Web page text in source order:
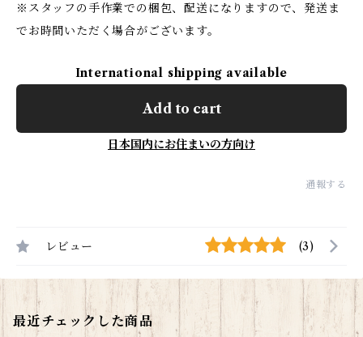
※スタッフの手作業での梱包、配送になりますので、発送ま
でお時間いただく場合がございます。
International shipping available
Add to cart
日本国内にお住まいの方向け
通報する
レビュー (3)
最近チェックした商品